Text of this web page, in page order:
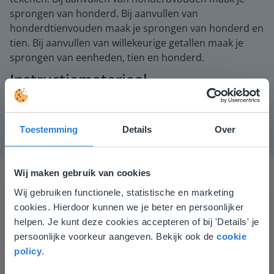
Toestemming Details Over
Wij maken gebruik van cookies
Wij gebruiken functionele, statistische en marketing
cookies. Hierdoor kunnen we je beter en persoonlijker
helpen. Je kunt deze cookies accepteren of bij 'Details' je
persoonlijke voorkeur aangeven. Bekijk ook de cookie
policy
sprongen van honderd. Bij aanvullen van
honderdtienvouden maak je sprongen van honderd en
tien. Bij aanvullen van willekeurige getallen maak je
sprongen van eenheden, tien en honderd.
Instructiemateriaal
MAB-materiaal.
Gynzy maakt het lesgeven zoveel eenvoudiger én
Deze website komt niet
overeen met je locatie
Gezien je locatie, denken we dat je misschien
liever naar de website voor English gaat. Hier